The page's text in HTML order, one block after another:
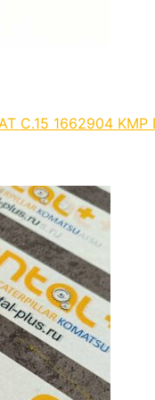
C.15 1662904 KMP